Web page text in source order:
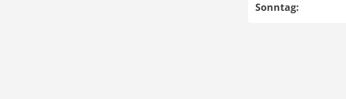
Sonntag: